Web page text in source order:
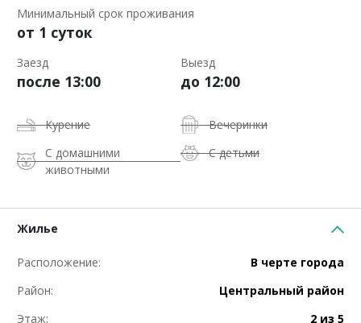
Минимальный срок проживания
от 1 суток
Заезд
после 13:00
Выезд
до 12:00
Курение
Вечеринки
С домашними
животными
С детьми
Жилье
Расположение:
В черте города
Район:
Центральный район
Этаж:
2 из 5